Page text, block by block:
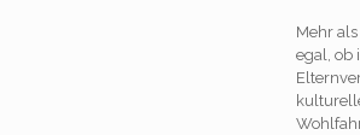
Mehr
egal, ob